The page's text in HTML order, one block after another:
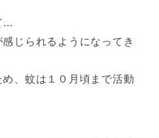
…
じられるようになってき
、蚊は１０月頃まで活動